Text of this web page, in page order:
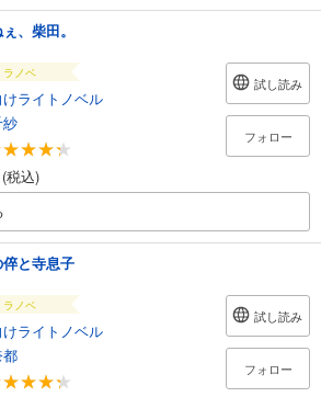
、柴田。
ラノベ
ライトノベル
紗
税込)
試し読み
フォロー
と寺息子
ラノベ
ライトノベル
試し読み
フォロー